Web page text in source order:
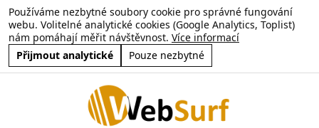
Používáme nezbytné soubory cookie pro správné fungování
webu. Volitelné analytické cookies (Google Analytics, Toplist)
nám pomáhají měřit návštěvnost. Více informací
Přijmout analytické
Pouze nezbytné